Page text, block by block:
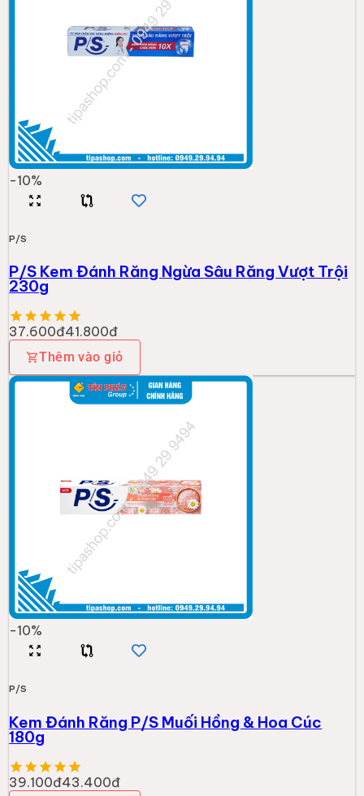
-10%
P/S
P/S Kem Đánh Răng Ngừa Sâu Răng Vượt Trội
230g
37.600đ41.800đ
Thêm vào giỏ
-10%
P/S
Kem Đánh Răng P/S Muối Hồng & Hoa Cúc
180g
39.100đ43.400đ